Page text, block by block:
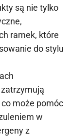
są nie tylko
ramek, które
do stylu
może pomóc
w
z